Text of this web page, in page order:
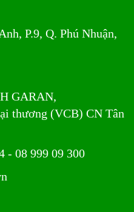
P.9, Q. Phú Nhuận,
GARAN,
thương (VCB) CN Tân
- 08 999 09 300